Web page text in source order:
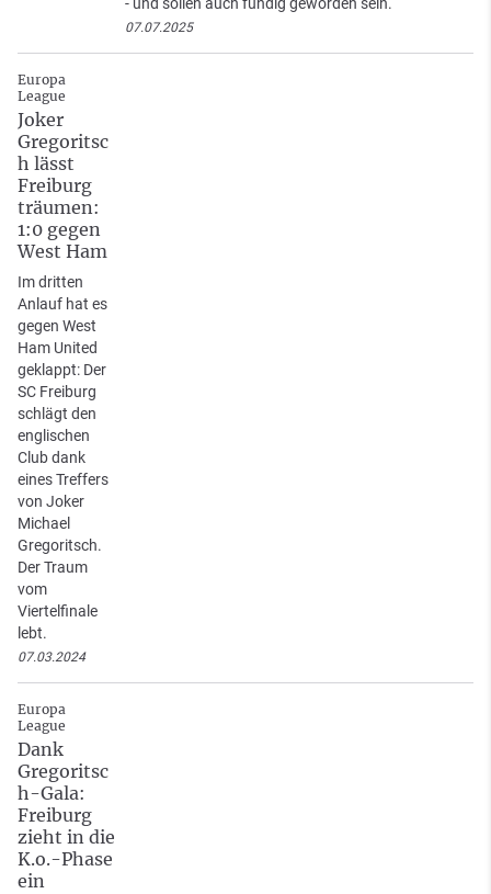
- und sollen auch fündig geworden sein.
07.07.2025
Europa
League
Joker
Gregoritsc
h lässt
Freiburg
träumen:
1:0 gegen
West Ham
Im dritten
Anlauf hat es
gegen West
Ham United
geklappt: Der
SC Freiburg
schlägt den
englischen
Club dank
eines Treffers
von Joker
Michael
Gregoritsch.
Der Traum
vom
Viertelfinale
lebt.
07.03.2024
Europa
League
Dank
Gregoritsc
h-Gala:
Freiburg
zieht in die
K.o.-Phase
ein